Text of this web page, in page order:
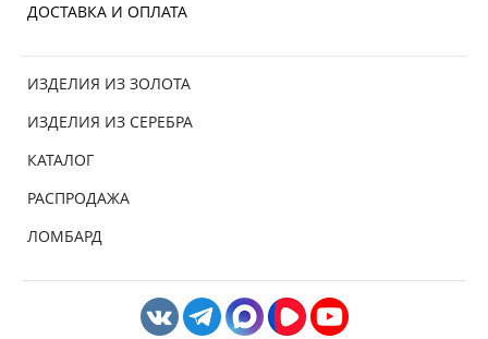
ДОСТАВКА И ОПЛАТА
ИЗДЕЛИЯ ИЗ ЗОЛОТА
ИЗДЕЛИЯ ИЗ СЕРЕБРА
КАТАЛОГ
РАСПРОДАЖА
ЛОМБАРД